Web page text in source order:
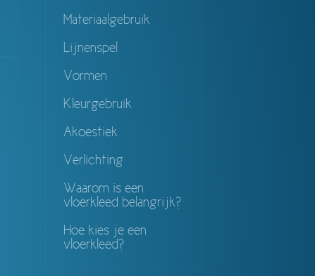
Materiaalgebruik
Lijnenspel
Vormen
Kleurgebruik
Akoestiek
Verlichting
Waarom is een
vloerkleed belangrijk?
Hoe kies je een
vloerkleed?